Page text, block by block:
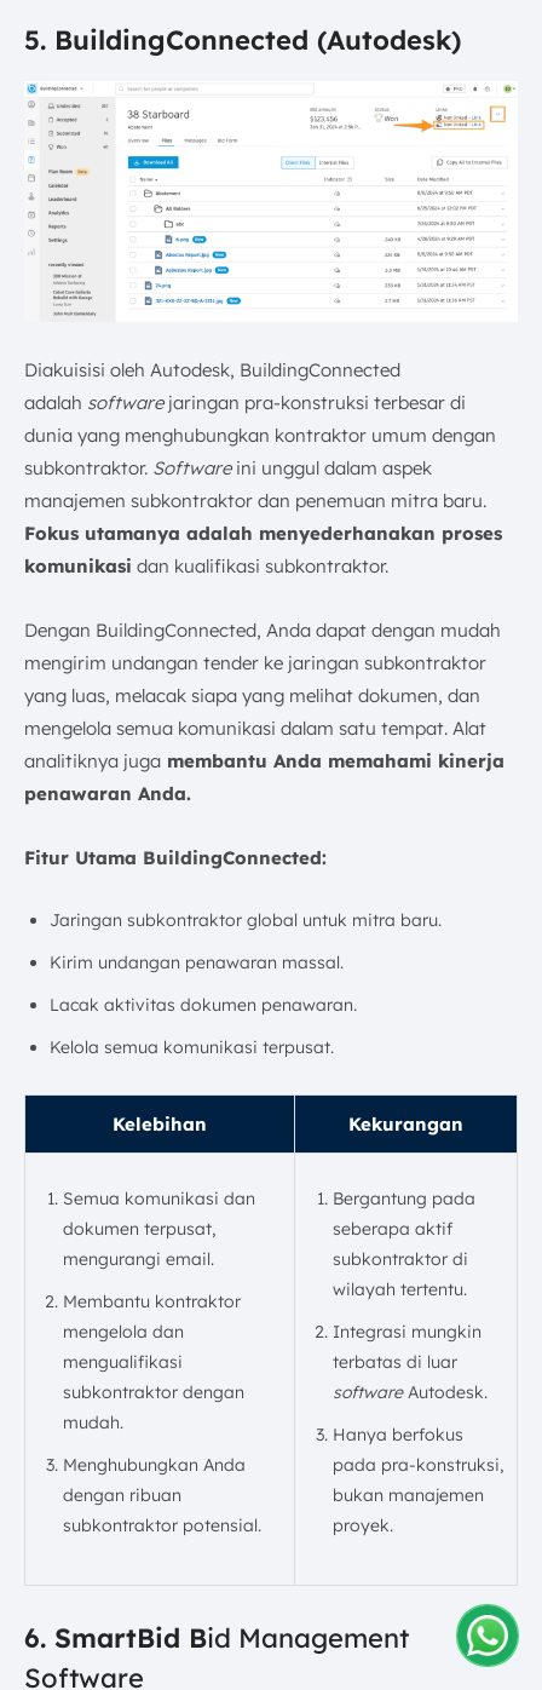
5. BuildingConnected (Autodesk)
Diakuisisi oleh Autodesk, BuildingConnected
adalah softwarejaringan pra-konstruksi terbesar di
dunia yang menghubungkan kontraktor umum dengan
subkontraktor. Softwareini unggul dalam aspek
manajemen subkontraktor dan penemuan mitra baru.
Fokus utamanya adalah menyederhanakan proses
komunikasi dan kualifikasi subkontraktor.
Dengan BuildingConnected, Anda dapat dengan mudah
mengirim undangan tender ke jaringan subkontraktor
yang luas, melacak siapa yang melihat dokumen, dan
mengelola semua komunikasi dalam satu tempat. Alat
analitiknya juga membantu Anda memahami kinerja
penawaran Anda.
Fitur Utama BuildingConnected:
Jaringan subkontraktor global untuk mitra baru.
Kirim undangan penawaran massal.
Lacak aktivitas dokumen penawaran.
Kelola semua komunikasi terpusat.
Kelebihan Kekurangan
Semua komunikasi dan
dokumen terpusat,
mengurangi email.
Membantu kontraktor
mengelola dan
mengualifikasi
subkontraktor dengan
mudah.
Menghubungkan Anda
dengan ribuan
subkontraktor potensial.
Bergantung pada
seberapa aktif
subkontraktor di
wilayah tertentu.
Integrasi mungkin
terbatas di luar
softwareAutodesk.
Hanya berfokus
pada pra-konstruksi,
bukan manajemen
proyek.
6. SmartBid Bid Management
Software